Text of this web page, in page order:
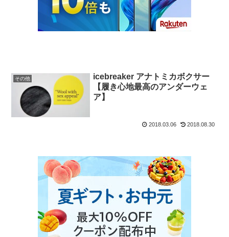
その他
icebreaker アナトミカボクサー
【履き心地最高のアンダーウェ
ア】
2018.03.06 2018.08.30